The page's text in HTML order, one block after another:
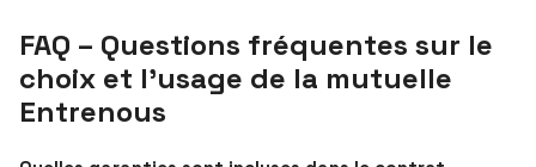
FAQ – Questions fréquentes sur le
choix et l’usage de la mutuelle
Entrenous